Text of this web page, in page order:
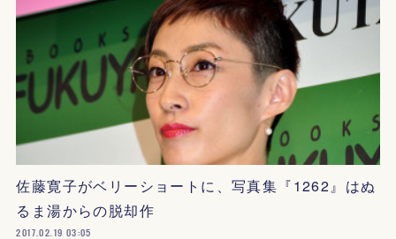
佐藤寛子がベリーショートに、写真集『1262』はぬ
るま湯からの脱却作
2017.02.19 03:05